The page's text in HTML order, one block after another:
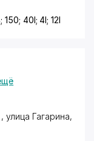
40I; 4I; 12I
улица Гагарина,